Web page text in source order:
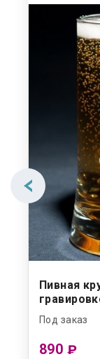
Пивная
Под заказ
890 ₽